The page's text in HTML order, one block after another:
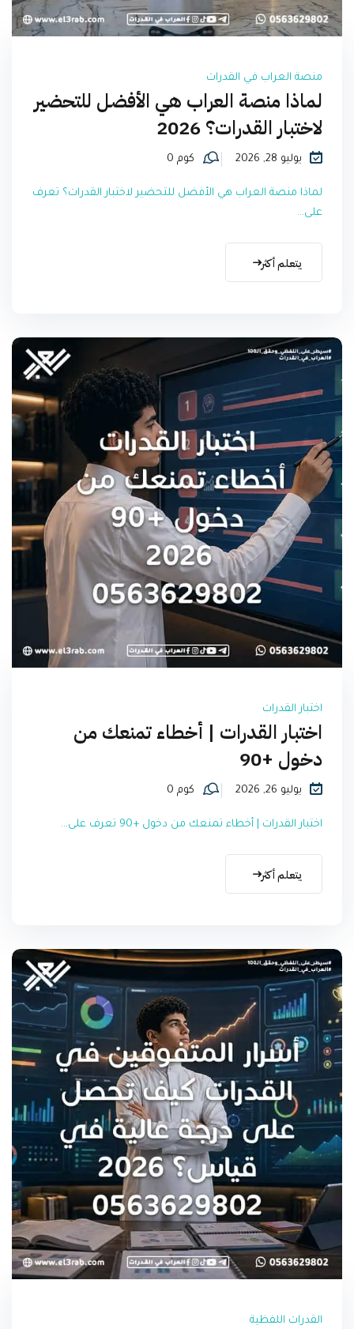
منصة العراب في القدرات
لماذا منصة العراب هي الأفضل للتحضير
لاختبار القدرات؟ 2026
يوليو 28, 2026 كوم 0
لماذا منصة العراب هي الأفضل للتحضير لاختبار القدرات؟ تعرف
على...
يتعلم أكثر
اختبار القدرات
اختبار القدرات | أخطاء تمنعك من
دخول +90
يوليو 26, 2026 كوم 0
اختبار القدرات | أخطاء تمنعك من دخول +90 تعرف على...
يتعلم أكثر
القدرات اللفظية